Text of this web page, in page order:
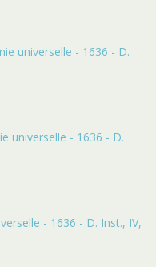
universelle - 1636 - D.
universelle - 1636 - D.
- 1636 - D. Inst., IV,